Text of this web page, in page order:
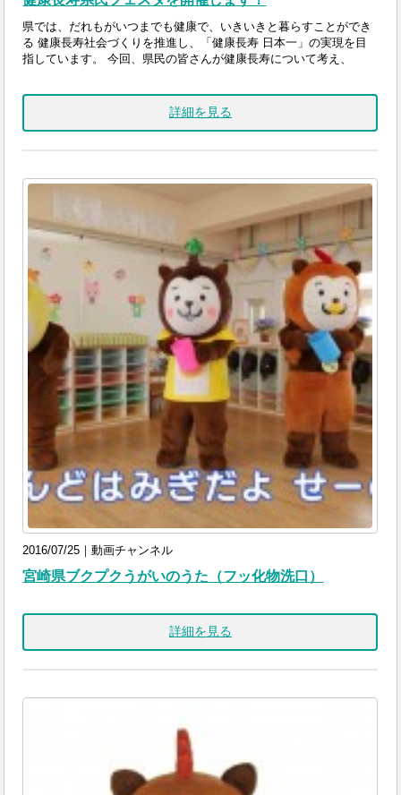
県では、だれもがいつまでも健康で、いきいきと暮らすことができ
る 健康長寿社会づくりを推進し、「健康長寿 日本一」の実現を目
指しています。 今回、県民の皆さんが健康長寿について考え、
詳細を見る
2016/07/25｜動画チャンネル
宮崎県ブクプクうがいのうた（フッ化物洗口）
詳細を見る